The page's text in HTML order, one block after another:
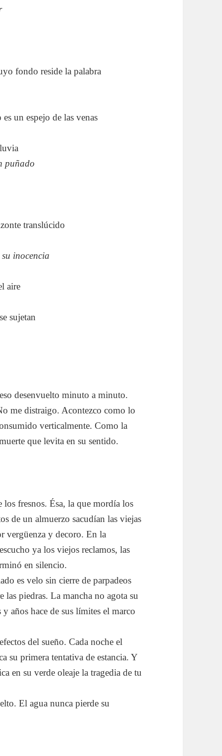
fondo reside la palabra
es un espejo de las venas
puñado
translúcido
inocencia
aire
se sujetan
desenvuelto minuto a minuto.
me distraigo. Acontezco como lo
verticalmente. Como la
que levita en su sentido.
los fresnos. Ésa, la que mordía los
de un almuerzo sacudían las viejas
vergüenza y decoro. En la
ya los viejos reclamos, las
en silencio.
es velo sin cierre de parpadeos
las piedras. La mancha no agota su
años hace de sus límites el marco
del sueño. Cada noche el
su primera tentativa de estancia. Y
en su verde oleaje la tragedia de tu
El agua nunca pierde su